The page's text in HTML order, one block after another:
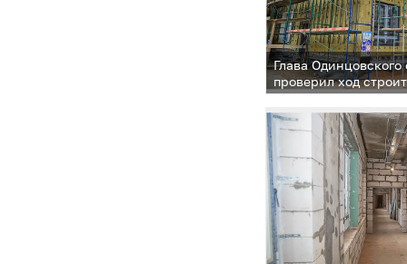
Глава
проверил ход
садика на 185
Новоивановское